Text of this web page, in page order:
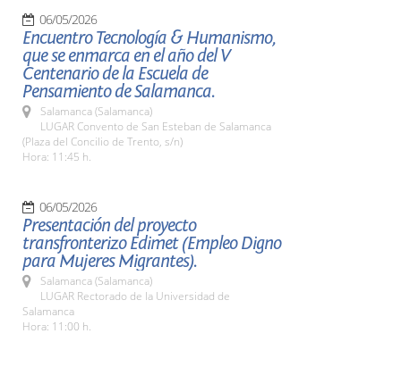
06/05/2026
Encuentro Tecnología & Humanismo,
que se enmarca en el año del V
Centenario de la Escuela de
Pensamiento de Salamanca.
Salamanca (Salamanca)
LUGAR Convento de San Esteban de Salamanca
(Plaza del Concilio de Trento, s/n)
Hora: 11:45 h.
06/05/2026
Presentación del proyecto
transfronterizo Edimet (Empleo Digno
para Mujeres Migrantes).
Salamanca (Salamanca)
LUGAR Rectorado de la Universidad de
Salamanca
Hora: 11:00 h.